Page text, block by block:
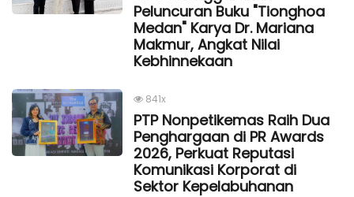
Peluncuran Buku "Tionghoa
Medan" Karya Dr. Mariana
Makmur, Angkat Nilai
Kebhinnekaan
841x
PTP Nonpetikemas Raih Dua
Penghargaan di PR Awards
2026, Perkuat Reputasi
Komunikasi Korporat di
Sektor Kepelabuhanan